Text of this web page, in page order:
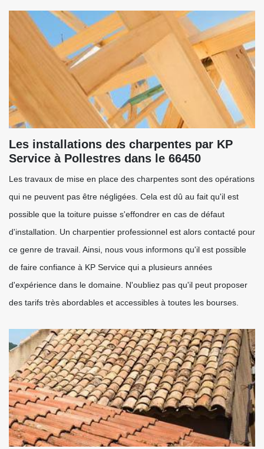
Les installations des charpentes par KP
Service à Pollestres dans le 66450
Les travaux de mise en place des charpentes sont des opérations
qui ne peuvent pas être négligées. Cela est dû au fait qu'il est
possible que la toiture puisse s'effondrer en cas de défaut
d'installation. Un charpentier professionnel est alors contacté pour
ce genre de travail. Ainsi, nous vous informons qu'il est possible
de faire confiance à KP Service qui a plusieurs années
d'expérience dans le domaine. N'oubliez pas qu'il peut proposer
des tarifs très abordables et accessibles à toutes les bourses.